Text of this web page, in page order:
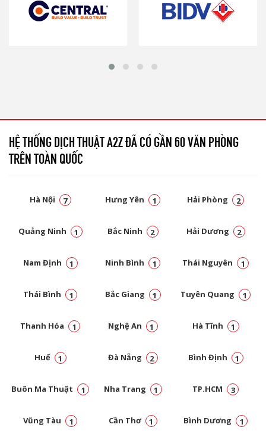
HỆ THỐNG DỊCH THUẬT A2Z ĐÃ CÓ GẦN 60 VĂN PHÒNG
TRÊN TOÀN QUỐC
Hà Nội 7 Hưng Yên 1 Hải Phòng 2
Quảng Ninh 1 Bắc Ninh 2 Hải Dương 2
Nam Định 1 Ninh Bình 1 Thái Nguyên 1
Thái Bình 1 Bắc Giang 1 Tuyên Quang 1
Thanh Hóa 1 Nghệ An 1 Hà Tĩnh 1
Huế 1 Đà Nẵng 2 Bình Định 1
Buôn Ma Thuật 1 Nha Trang 1 TP.HCM 3
Vũng Tàu 1 Cần Thơ 1 Bình Dương 1